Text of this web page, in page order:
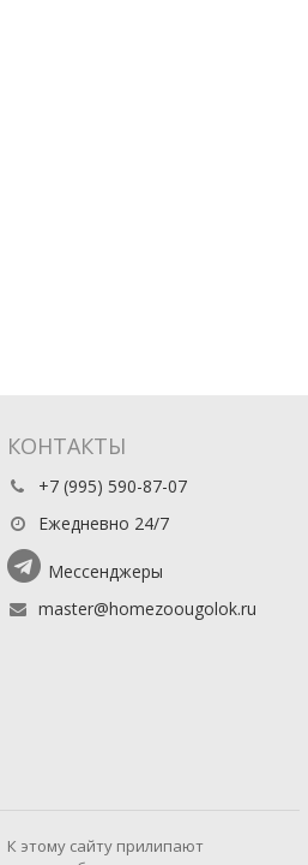
КОНТАКТЫ
+7 (995) 590-87-07
Ежедневно 24/7
Мессенджеры
master@homezoougolok.ru
К этому сайту прилипают